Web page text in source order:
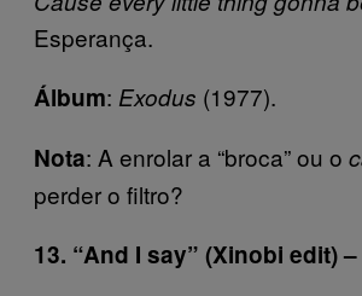
Esperança.
Álbum: Exodus (1977).
Nota: A enrolar a “broca” ou o
perder o filtro?
13. “And I say” (Xinobi edit)